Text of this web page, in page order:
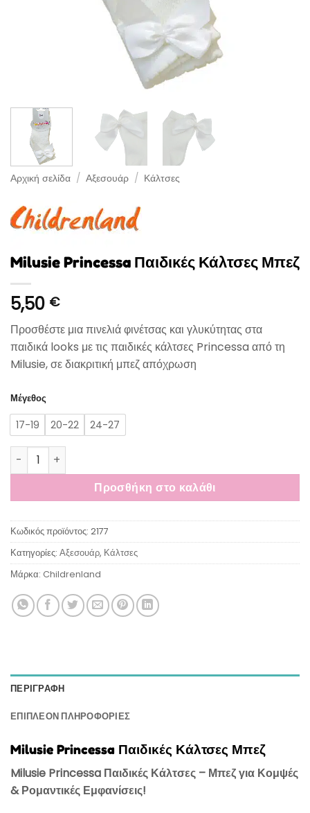
Αρχική σελίδα / Αξεσουάρ / Κάλτσες
Milusie Princessa Παιδικές Κάλτσες Μπεζ
5,50 €
Προσθέστε μια πινελιά φινέτσας και γλυκύτητας στα
παιδικά looks με τις παιδικές κάλτσες Princessa από τη
Milusie, σε διακριτική μπεζ απόχρωση
Μέγεθος
17-19 20-22 24-27
Milusie Princessa Παιδικές Κάλτσες Μπεζ ποσότητα
Προσθήκη στο καλάθι
Κωδικός προϊόντος: 2177
Κατηγορίες: Αξεσουάρ, Κάλτσες
Μάρκα: Childrenland
ΠΕΡΙΓΡΑΦΉ
ΕΠΙΠΛΈΟΝ ΠΛΗΡΟΦΟΡΊΕΣ
Milusie Princessa Παιδικές Κάλτσες Μπεζ
Milusie Princessa Παιδικές Κάλτσες – Μπεζ για Κομψές
& Ρομαντικές Εμφανίσεις!